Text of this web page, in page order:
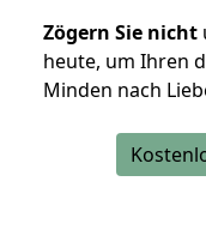
Zögern Sie nicht
heute, um Ihren
Minden nach